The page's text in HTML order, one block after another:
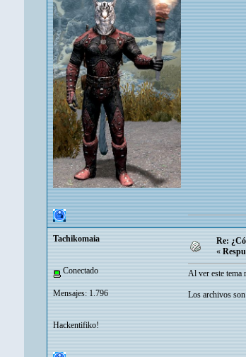
Tachikomaia
Conectado
Mensajes: 1.796
Hackentifiko!
Re:
«
Al ver este tema
Los archivos